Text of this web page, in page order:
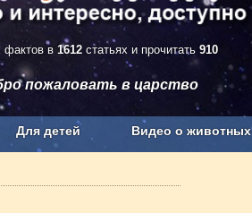
фактов в 1612 статьях и прочитать 910
пожаловать в царство
Для детей Видео о животных